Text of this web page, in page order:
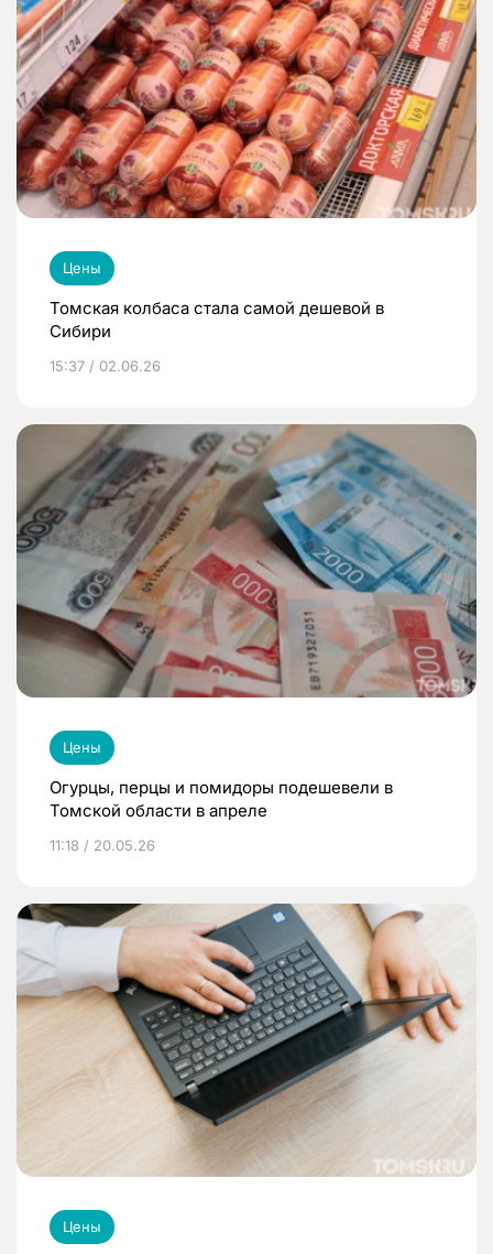
Цены
Томская колбаса стала самой дешевой в
Сибири
15:37 / 02.06.26
Цены
Огурцы, перцы и помидоры подешевели в
Томской области в апреле
11:18 / 20.05.26
Цены